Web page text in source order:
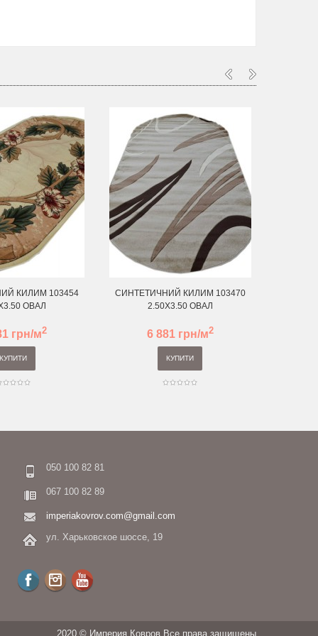
КИЛИМ 103454
ОВАЛ
грн/м2
КУПИТИ
СИНТЕТИЧНИЙ КИЛИМ 103470
2.50Х3.50 ОВАЛ
6 881 грн/м2
КУПИТИ
050 100 82 81
067 100 82 89
imperiakovrov.com@gmail.com
ул. Харьковское шоссе, 19
2020 © Империя Ковров Все права защищены